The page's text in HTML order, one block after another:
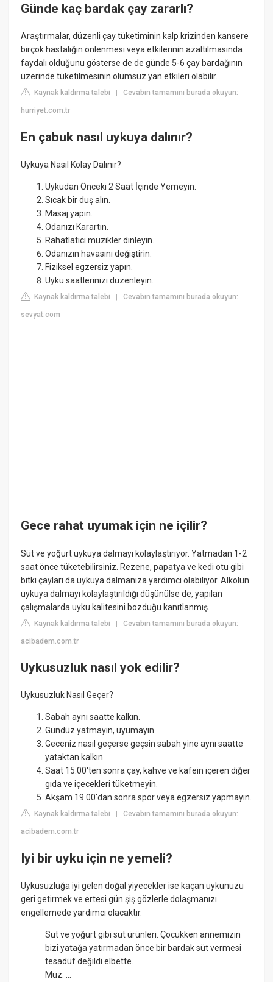
Günde kaç bardak çay zararlı?
Araştırmalar, düzenli çay tüketiminin kalp krizinden kansere
birçok hastalığın önlenmesi veya etkilerinin azaltılmasında
faydalı olduğunu gösterse de de günde 5-6 çay bardağının
üzerinde tüketilmesinin olumsuz yan etkileri olabilir.
Kaynak kaldırma talebi |Cevabın tamamını burada okuyun:
hurriyet.com.tr
En çabuk nasıl uykuya dalınır?
Uykuya Nasıl Kolay Dalınır?
Uykudan Önceki 2 Saat İçinde Yemeyin.
Sıcak bir duş alın.
Masaj yapın.
Odanızı Karartın.
Rahatlatıcı müzikler dinleyin.
Odanızın havasını değiştirin.
Fiziksel egzersiz yapın.
Uyku saatlerinizi düzenleyin.
Kaynak kaldırma talebi |Cevabın tamamını burada okuyun:
sevyat.com
Gece rahat uyumak için ne içilir?
Süt ve yoğurt uykuya dalmayı kolaylaştırıyor. Yatmadan 1-2
saat önce tüketebilirsiniz. Rezene, papatya ve kedi otu gibi
bitki çayları da uykuya dalmanıza yardımcı olabiliyor. Alkolün
uykuya dalmayı kolaylaştırıldığı düşünülse de, yapılan
çalışmalarda uyku kalitesini bozduğu kanıtlanmış.
Kaynak kaldırma talebi |Cevabın tamamını burada okuyun:
acibadem.com.tr
Uykusuzluk nasıl yok edilir?
Uykusuzluk Nasıl Geçer?
Sabah aynı saatte kalkın.
Gündüz yatmayın, uyumayın.
Geceniz nasıl geçerse geçsin sabah yine aynı saatte
yataktan kalkın.
Saat 15.00'ten sonra çay, kahve ve kafein içeren diğer
gıda ve içecekleri tüketmeyin.
Akşam 19.00'dan sonra spor veya egzersiz yapmayın.
Kaynak kaldırma talebi |Cevabın tamamını burada okuyun:
acibadem.com.tr
Iyi bir uyku için ne yemeli?
Uykusuzluğa iyi gelen doğal yiyecekler ise kaçan uykunuzu
geri getirmek ve ertesi gün şiş gözlerle dolaşmanızı
engellemede yardımcı olacaktır.
Süt ve yoğurt gibi süt ürünleri. Çocukken annemizin
bizi yatağa yatırmadan önce bir bardak süt vermesi
tesadüf değildi elbette. ...
Muz. ...